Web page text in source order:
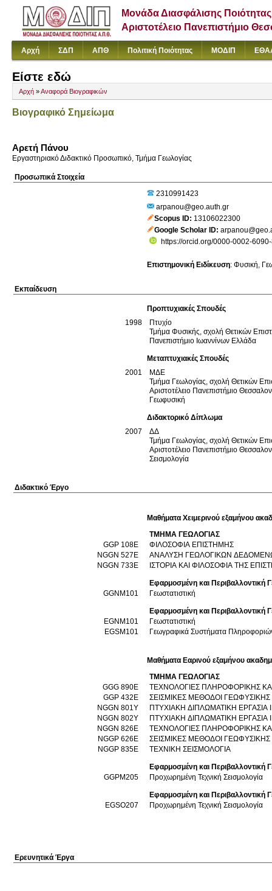
Μονάδα Διασφάλισης Ποιότητας
Αριστοτέλειο Πανεπιστήμιο
Αρχή ΣΔΠ ΑΠΘ Πολιτική Ποιότητας ΜΟΔΙΠ
Είστε εδώ
Αρχή »Αναφορά Βιογραφικών
Βιογραφικό Σημείωμα
Αρετή Πάνου
Εργαστηριακό Διδακτικό Προσωπικό, Τμήμα Γεωλογίας
Προσωπικά Στοιχεία
2310991423
arpanou@geo.auth.gr
Scopus ID 13106022300
Google Scholar ID
https://orcid.org/0000-0002-
Επιστημονική Ειδίκευση: Φυσική
Εκπαίδευση
Προπτυχιακές Σπουδές
1998
Πτυχίο
Τμήμα Φυσικής, σχολή Θετικών
Πανεπιστήμιο Ιωαννίνων Ελλάδα
Μεταπτυχιακές Σπουδές
2001
ΜΔΕ
Τμήμα Γεωλογίας, σχολή Θετικών
Αριστοτέλειο Πανεπιστήμιο
Γεωφυσική
Διδακτορικό Δίπλωμα
2007
ΔΔ
Τμήμα Γεωλογίας, σχολή Θετικών
Αριστοτέλειο Πανεπιστήμιο
Σεισμολογία
Διδακτικό Έργο
Μαθήματα Χειμερινού εξαμήνου
ΤΜΗΜΑ ΓΕΩΛΟΓΙΑΣ
GGP 108Ε
ΦΙΛΟΣΟΦΙΑ ΕΠΙΣΤΗΜΗΣ
NGGN 527E
ΑΝΑΛΥΣΗ ΓΕΩΛΟΓΙΚΩΝ
NGGN 733E
ΙΣΤΟΡΙΑ ΚΑΙ ΦΙΛΟΣΟΦΙΑ ΤΗΣ
Εφαρμοσμένη και Περιβαλλοντική
GGNM101
Γεωστατιστική
Εφαρμοσμένη και Περιβαλλοντική
EGNM101
Γεωστατιστική
EGSM101
Γεωγραφικά Συστήματα
Μαθήματα Εαρινού εξαμήνου
ΤΜΗΜΑ ΓΕΩΛΟΓΙΑΣ
GGG 890Ε
ΤΕΧΝΟΛΟΓΙΕΣ ΠΛΗΡΟΦΟΡΙΚΗΣ
GGP 432Ε
ΣΕΙΣΜΙΚΕΣ ΜΕΘΟΔΟΙ
NGGN 801Y
ΠΤΥΧΙΑΚΗ ΔΙΠΛΩΜΑΤΙΚΗ ΕΡΓΑΣΙΑ Ι
NGGN 802Y
ΠΤΥΧΙΑΚΗ ΔΙΠΛΩΜΑΤΙΚΗ ΕΡΓΑΣΙΑ
NGGN 826Ε
ΤΕΧΝΟΛΟΓΙΕΣ ΠΛΗΡΟΦΟΡΙΚΗΣ
NGGP 626E
ΣΕΙΣΜΙΚΕΣ ΜΕΘΟΔΟΙ
NGGP 835E
ΤΕΧΝΙΚΗ ΣΕΙΣΜΟΛΟΓΙΑ
Εφαρμοσμένη και Περιβαλλοντική
GGPM205
Προχωρημένη Τεχνική Σεισμολογία
Εφαρμοσμένη και Περιβαλλοντική
EGSO207
Προχωρημένη Τεχνική Σεισμολογία
Ερευνητικά Έργα